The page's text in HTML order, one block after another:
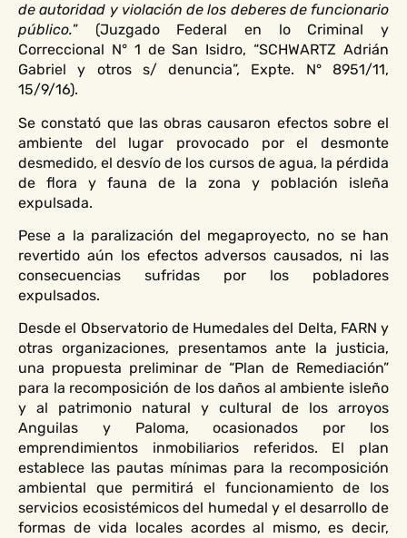
de autoridad y violación de los deberes de funcionario
público.” (Juzgado Federal en lo Criminal y
Correccional N° 1 de San Isidro, “SCHWARTZ Adrián
Gabriel y otros s/ denuncia”, Expte. N° 8951/11,
15/9/16).
Se constató que las obras causaron efectos sobre el
ambiente del lugar provocado por el desmonte
desmedido, el desvío de los cursos de agua, la pérdida
de flora y fauna de la zona y población isleña
expulsada.
Pese a la paralización del megaproyecto, no se han
revertido aún los efectos adversos causados, ni las
consecuencias sufridas por los pobladores
expulsados.
Desde el Observatorio de Humedales del Delta, FARN y
otras organizaciones, presentamos ante la justicia,
una propuesta preliminar de “Plan de Remediación”
para la recomposición de los daños al ambiente isleño
y al patrimonio natural y cultural de los arroyos
Anguilas y Paloma, ocasionados por los
emprendimientos inmobiliarios referidos. El plan
establece las pautas mínimas para la recomposición
ambiental que permitirá el funcionamiento de los
servicios ecosistémicos del humedal y el desarrollo de
formas de vida locales acordes al mismo, es decir,